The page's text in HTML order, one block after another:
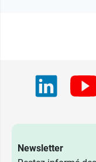
Newsletter